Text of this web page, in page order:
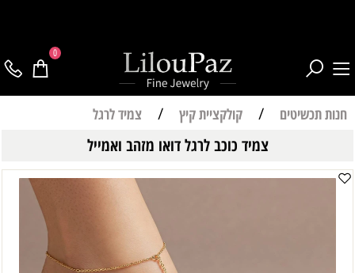
0
חנות תכשיטים / קולקציית קיץ / צמיד לרגל
צמיד כוכב לרגל דואו מזהב ואמייל